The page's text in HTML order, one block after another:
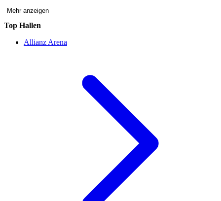
Mehr anzeigen
Top Hallen
Allianz Arena